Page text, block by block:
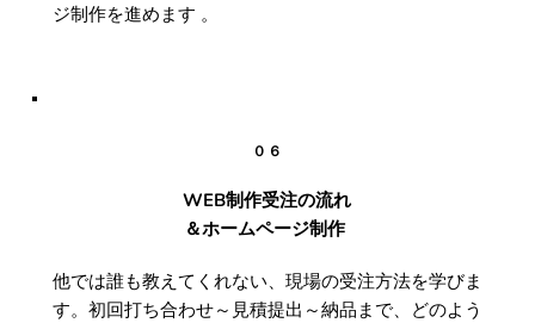
ジ制作を進めます 。
０６
WEB制作受注の流れ
＆ホームページ制作
他では誰も教えてくれない、現場の受注方法を学びま
す。初回打ち合わせ～見積提出～納品まで、どのよう